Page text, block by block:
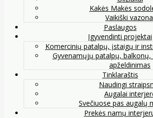
Kakės Makės
Vaikiški
Paslaugos
Įgyvendinti projektai
Komercinių patalpų, įstaigų ir
Gyvenamųjų patalpų,
apželdinimas
Tinklaraštis
Naudingi
Augalai
Svečiuose pas augalų
Prekės namų